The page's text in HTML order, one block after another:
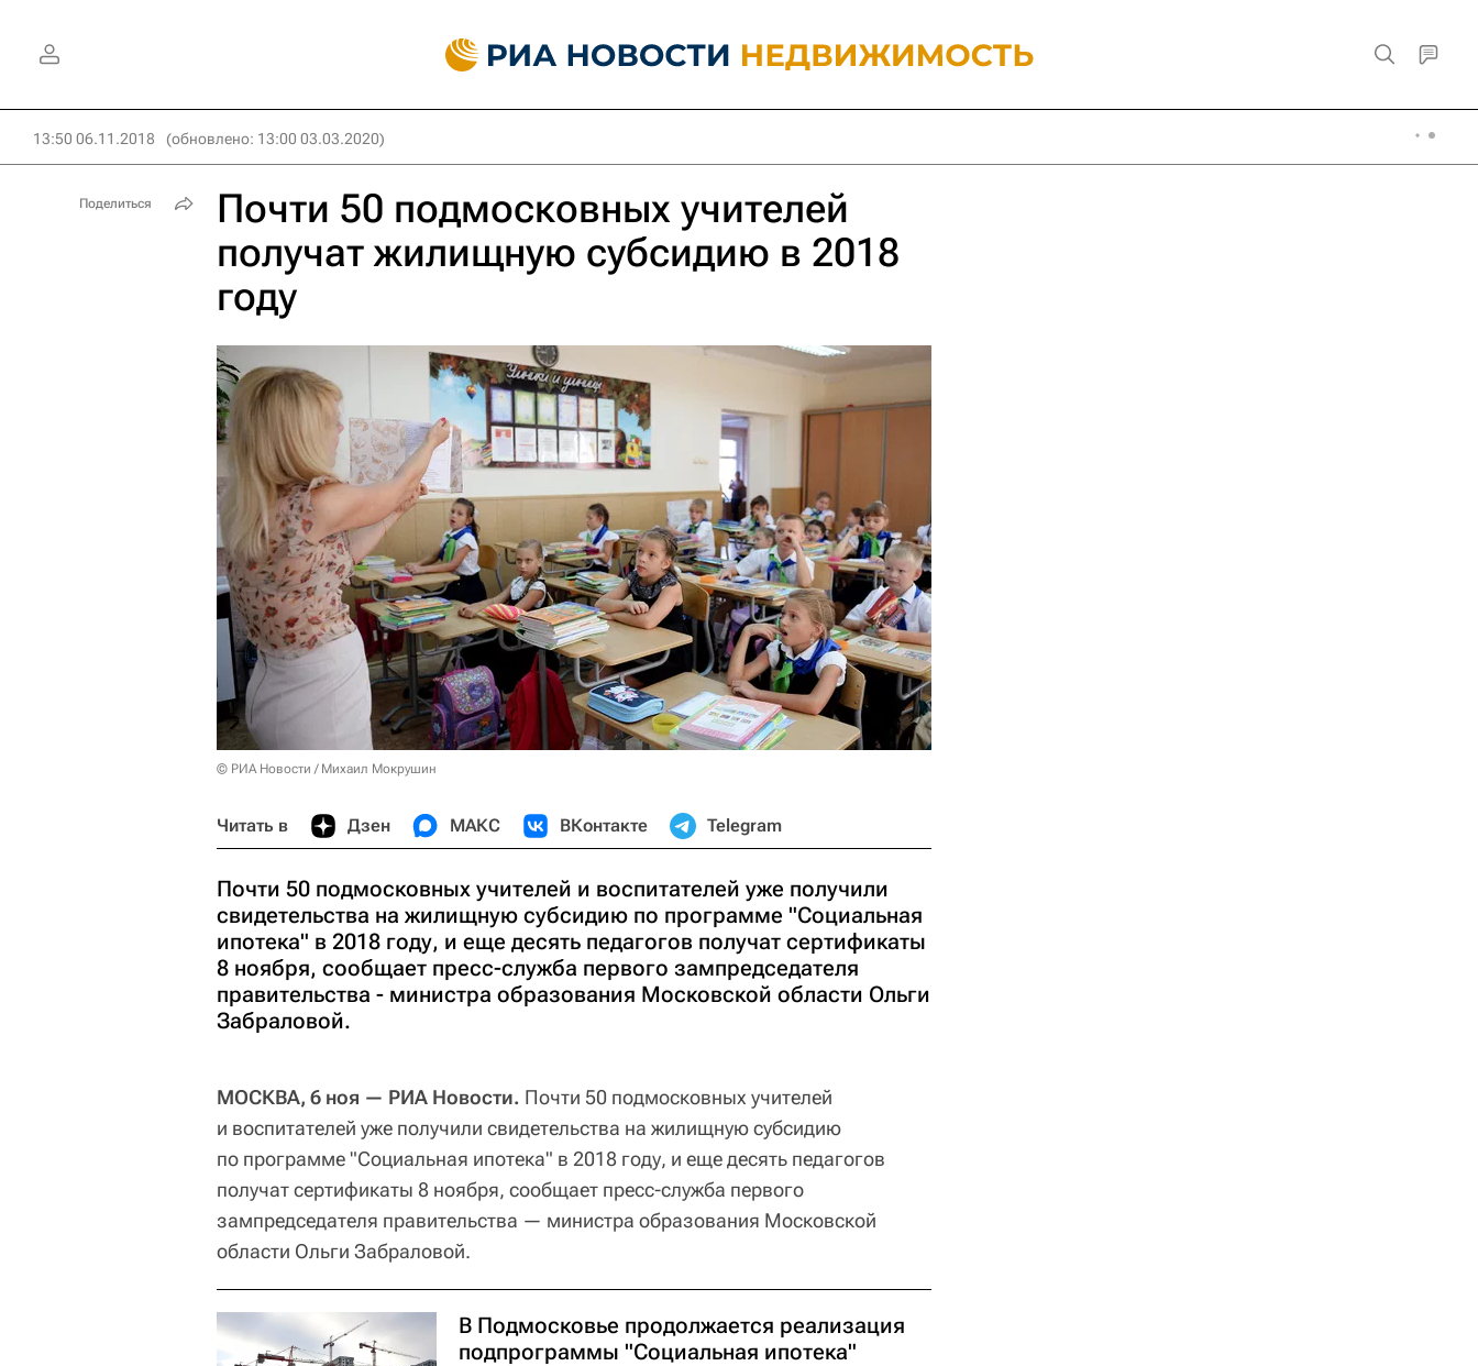
13:50 06.11.2018 (обновлено: 13:00 03.03.2020)
Почти 50 подмосковных учителей
получат жилищную субсидию в 2018
году
© РИА Новости / Михаил Мокрушин
Читать в Дзен МАКС ВКонтакте Telegram
Почти 50 подмосковных учителей и воспитателей уже получили
свидетельства на жилищную субсидию по программе "Социальная
ипотека" в 2018 году, и еще десять педагогов получат сертификаты
8 ноября, сообщает пресс-служба первого зампредседателя
правительства - министра образования Московской области Ольги
Забраловой.
МОСКВА, 6 ноя — РИА Новости. Почти 50 подмосковных учителей
и воспитателей уже получили свидетельства на жилищную субсидию
по программе "Социальная ипотека" в 2018 году, и еще десять педагогов
получат сертификаты 8 ноября, сообщает пресс-служба первого
зампредседателя правительства — министра образования Московской
области Ольги Забраловой.
В Подмосковье продолжается реализация
подпрограммы "Социальная ипотека"
Поделиться